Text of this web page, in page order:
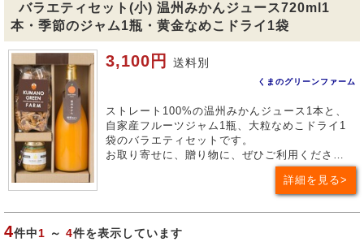
バラエティセット(小) 温州みかんジュース720ml1
本・季節のジャム1瓶・黄金なめこドライ1袋
3,100円 送料別
くまのグリーンファーム
ストレート100%の温州みかんジュース1本と、
自家産フルーツジャム1瓶、大粒なめこドライ1
袋のバラエティセットです。
お取り寄せに、贈り物に、ぜひご利用くださ…
詳細を見る
4件中1 ～ 4件を表示しています